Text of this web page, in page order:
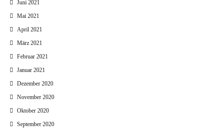
Juni 2021
Mai 2021
April 2021
März 2021
Februar 2021
Januar 2021
Dezember 2020
November 2020
Oktober 2020
September 2020